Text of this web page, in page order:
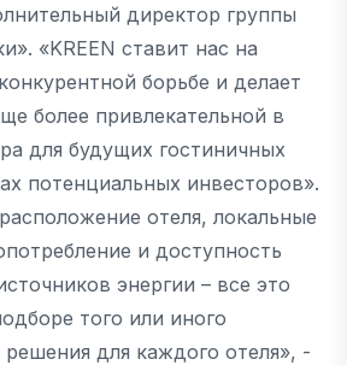
директор группы
«KREEN ставит нас на
борьбе и делает
более привлекательной в
для будущих гостиничных
потенциальных инвесторов».
отеля, локальные
и доступность
энергии – все это
того или иного
для каждого отеля», -